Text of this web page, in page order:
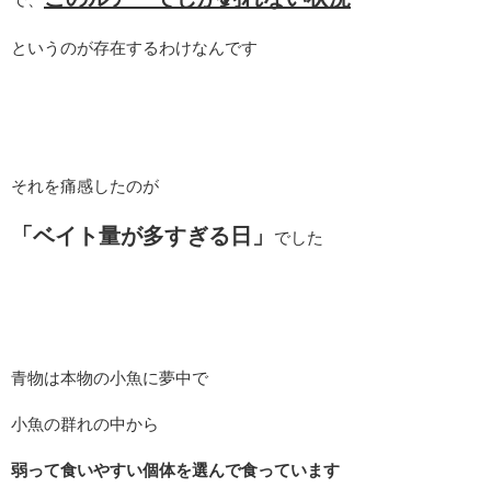
というのが存在するわけなんです
それを痛感したのが
「 ベイト量が多すぎる日」 でした
青物は本物の小魚に夢中で
小魚の群れの中から
弱って食いやすい個体を選んで食っています